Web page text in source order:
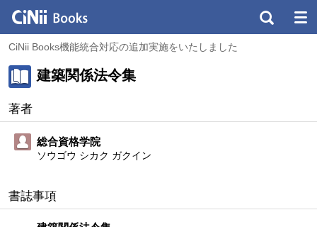
CiNii Books機能統合対応の追加実施をいたしました
建築関係法令集
著者
総合資格学院
ソウゴウ シカク ガクイン
書誌事項